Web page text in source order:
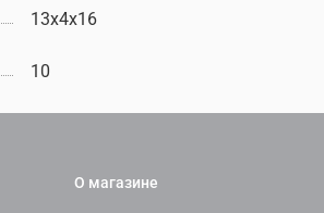
13х4х16
10
О магазине